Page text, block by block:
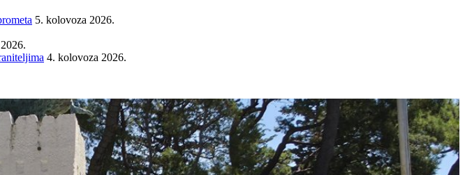
5. kolovoza 2026.
4. kolovoza 2026.